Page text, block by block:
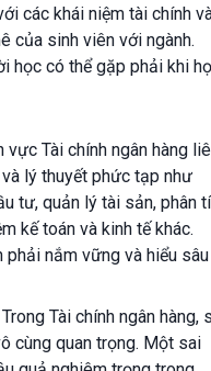
các khái niệm tài chính
của sinh viên với ngành.
học có thể gặp phải khi
vực Tài chính ngân hàng
lý thuyết phức tạp như
tư, quản lý tài sản, phân
kế toán và kinh tế khác.
nắm vững và hiểu sâu
Trong Tài chính ngân hàng,
cùng quan trọng. Một sai